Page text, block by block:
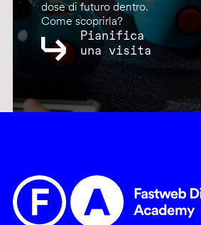
dose di futuro dentro.
Come scoprirla?
Pianifica
una visita